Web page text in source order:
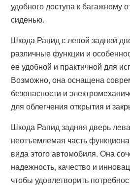
удобного доступа к багажному
сиденью.
Шкода Рапид с левой задней
различные функции и
ее удобной и практичной для
Возможно, она оснащена
безопасности и
для облегчения открытия и
Шкода Рапид задняя дверь
неотъемлемая часть
вида этого автомобиля. Она
надежность, качество и
чтобы удовлетворить